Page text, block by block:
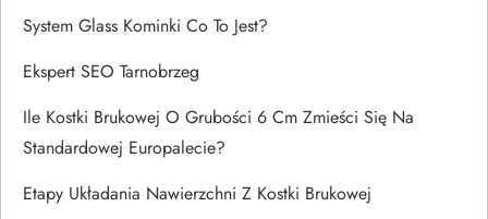
System Glass Kominki Co To Jest?
Ekspert SEO Tarnobrzeg
Ile Kostki Brukowej O Grubości 6 Cm Zmieści Się Na
Standardowej Europalecie?
Etapy Układania Nawierzchni Z Kostki Brukowej